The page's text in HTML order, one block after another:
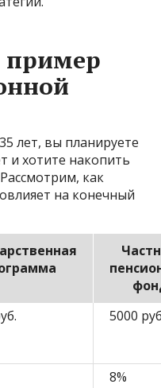
пример
лет, вы планируете
и хотите накопить
как
на конечный
5000
8%